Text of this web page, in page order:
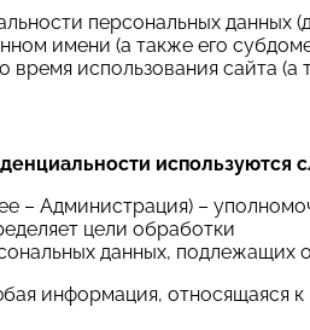
персональных
имени (а также его
время использования сайта
используются
– Администрация) –
цели обработки
данных,
информация, относящаяся